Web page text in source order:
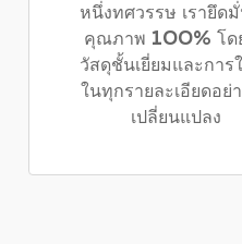
หนึ่งทศวรรษ เรายึด
คุณภาพ 100% โด
วัสดุชั้นเยี่ยมและการ
ในทุกรายละเอียดอย่
เปลี่ยนแปลง